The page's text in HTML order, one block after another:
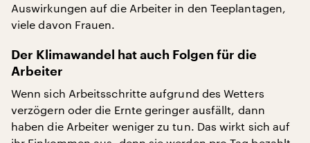
Auswirkungen auf die Arbeiter in den Teeplantagen,
viele davon Frauen.
Der Klimawandel hat auch Folgen für die
Arbeiter
Wenn sich Arbeitsschritte aufgrund des Wetters
verzögern oder die Ernte geringer ausfällt, dann
haben die Arbeiter weniger zu tun. Das wirkt sich auf